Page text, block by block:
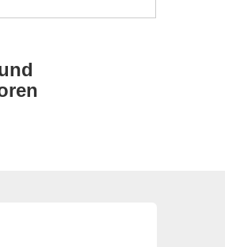
für High-Tech-